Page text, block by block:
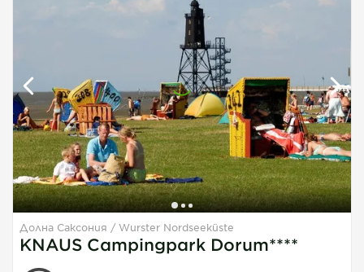
1 11
Долна Саксония Wurster Nordseeküste
KNAUS Campingpark Dorum****